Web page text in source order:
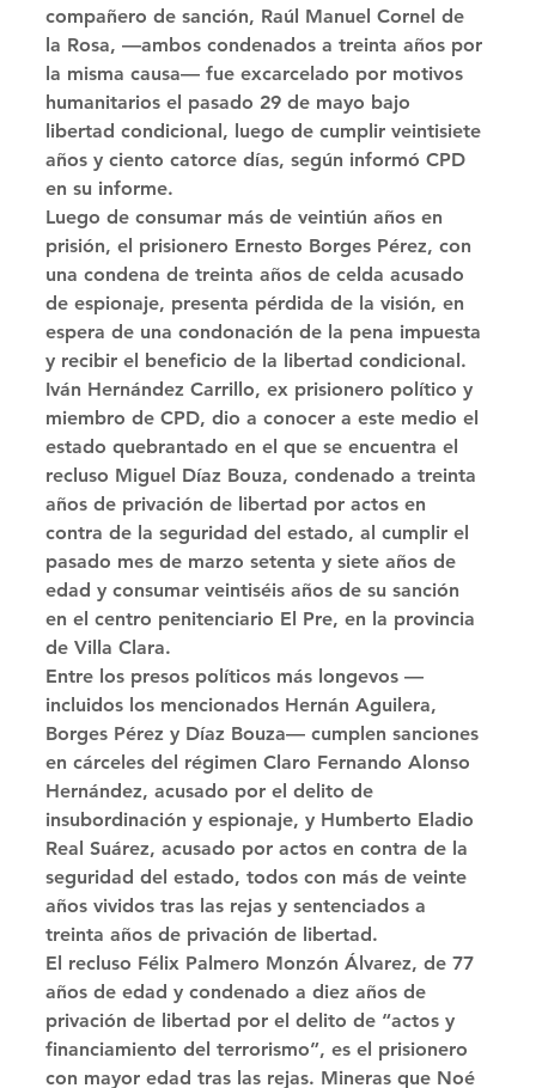
compañero de sanción, Raúl Manuel Cornel de
la Rosa, —ambos condenados a treinta años por
la misma causa— fue excarcelado por motivos
humanitarios el pasado 29 de mayo bajo
libertad condicional, luego de cumplir veintisiete
años y ciento catorce días, según informó CPD
en su informe.
Luego de consumar más de veintiún años en
prisión, el prisionero Ernesto Borges Pérez, con
una condena de treinta años de celda acusado
de espionaje, presenta pérdida de la visión, en
espera de una condonación de la pena impuesta
y recibir el beneficio de la libertad condicional.
Iván Hernández Carrillo, ex prisionero político y
miembro de CPD, dio a conocer a este medio el
estado quebrantado en el que se encuentra el
recluso Miguel Díaz Bouza, condenado a treinta
años de privación de libertad por actos en
contra de la seguridad del estado, al cumplir el
pasado mes de marzo setenta y siete años de
edad y consumar veintiséis años de su sanción
en el centro penitenciario El Pre, en la provincia
de Villa Clara.
Entre los presos políticos más longevos —
incluidos los mencionados Hernán Aguilera,
Borges Pérez y Díaz Bouza— cumplen sanciones
en cárceles del régimen Claro Fernando Alonso
Hernández, acusado por el delito de
insubordinación y espionaje, y Humberto Eladio
Real Suárez, acusado por actos en contra de la
seguridad del estado, todos con más de veinte
años vividos tras las rejas y sentenciados a
treinta años de privación de libertad.
El recluso Félix Palmero Monzón Álvarez, de 77
años de edad y condenado a diez años de
privación de libertad por el delito de “actos y
financiamiento del terrorismo”, es el prisionero
con mayor edad tras las rejas. Mineras que Noé